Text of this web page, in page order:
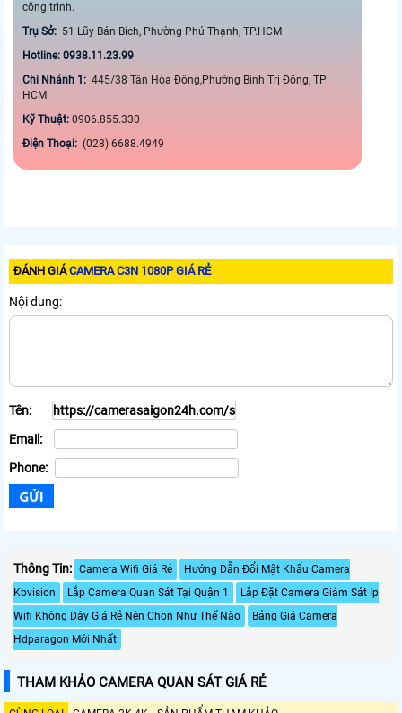
công trình.
Trụ Sở: 51 Lũy Bán Bích, Phường Phú Thạnh, TP.HCM
Hotline: 0938.11.23.99
Chi Nhánh 1: 445/38 Tân Hòa Đông,Phường Bình Trị Đông, TP
HCM
Kỹ Thuật: 0906.855.330
Điện Thoại: (028) 6688.4949
ĐÁNH GIÁCAMERA C3N 1080P GIÁ RẺ
Nội dung:
Tên:
Email:
Phone:
Thông Tin: Camera Wifi Giá Rẻ
Hướng Dẫn Đổi Mật Khẩu Camera
Kbvision
Lắp Camera Quan Sát Tại Quận 1
Lắp Đặt Camera Giám Sát Ip
Wifi Không Dây Giá Rẻ Nên Chọn Như Thế Nào
Bảng Giá Camera
Hdparagon Mới Nhất
THAM KHẢO CAMERA QUAN SÁT GIÁ RẺ